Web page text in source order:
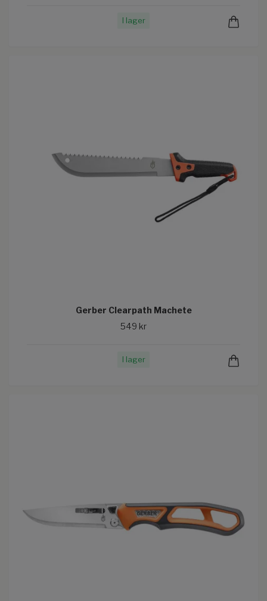
I lager
Gerber Clearpath Machete
549 kr
I lager